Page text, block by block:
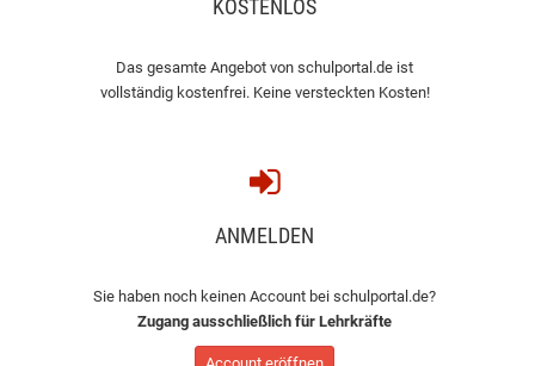
KOSTENLOS
Das gesamte Angebot von schulportal.de ist
vollständig kostenfrei. Keine versteckten Kosten!
ANMELDEN
Sie haben noch keinen Account bei schulportal.de?
Zugang ausschließlich für Lehrkräfte